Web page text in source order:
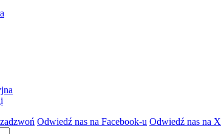
Odwiedź nas na Facebook-u Odwiedź nas na X